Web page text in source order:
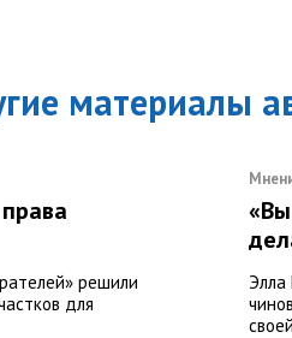
материалы
решили
для